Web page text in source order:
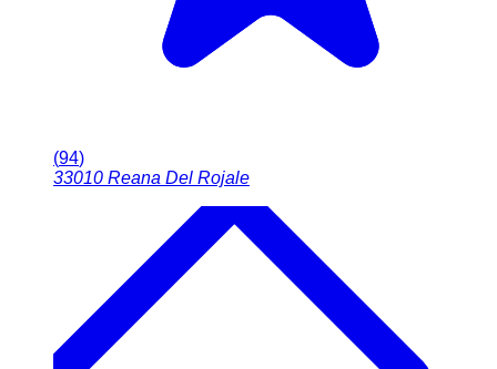
(94)
33010 Reana Del Rojale